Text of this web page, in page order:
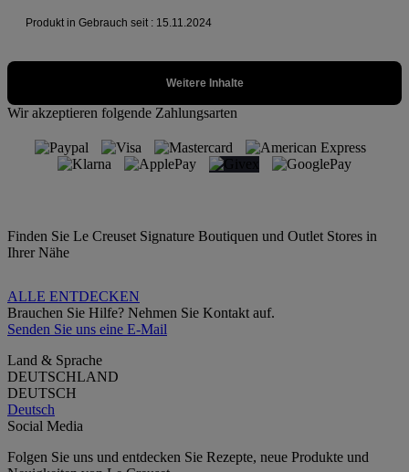
Wir akzeptieren folgende Zahlungsarten
Finden Sie Le Creuset Signature Boutiquen und Outlet Stores in
Ihrer Nähe
ALLE ENTDECKEN
Brauchen Sie Hilfe? Nehmen Sie Kontakt auf.
Senden Sie uns eine E-Mail
Land & Sprache
DEUTSCHLAND
DEUTSCH
Deutsch
Social Media
Folgen Sie uns und entdecken Sie Rezepte, neue Produkte und